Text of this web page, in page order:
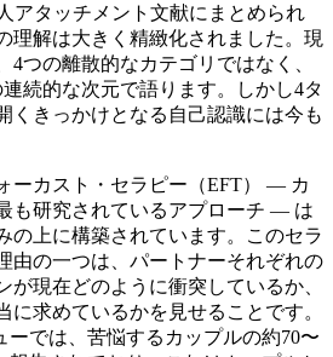
アタッチメント文献にまとめられ
理解は大きく精緻化されました。現
4つの離散的なカテゴリではなく、
続的な次元で語ります。しかし4タ
くきっかけとなる自己認識には今も
ーカスト・セラピー（EFT） — カ
も研究されているアプローチ — は
の上に構築されています。このセラ
由の一つは、パートナーそれぞれの
が現在どのように衝突しているか、
に求めているかを見せることです。
ーでは、苦悩するカップルの約70〜